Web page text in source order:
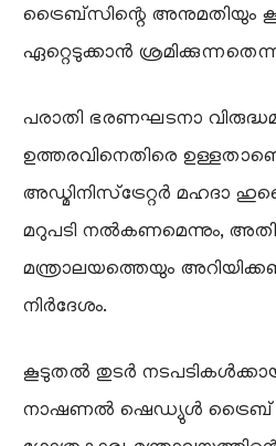
ട്രൈബ്സിന്റെ അനുമതിയും
ഏറ്റെടുക്കാൻ ശ്രമിക്കുന്നതെന്ന്
പരാതി ഭരണഘടനാ
ഉത്തരവിനെതിരെ
അഡ്മിനിസ്‌ട്രേറ്റർ മഹദാ
മറുപടി നൽകണമെന്നും,
മന്ത്രാലയത്തെയും
നിർദേശം.
കൂടുതൽ തുടർ
നാഷണൽ ഷെഡ്യുൾ ട്രൈബ്